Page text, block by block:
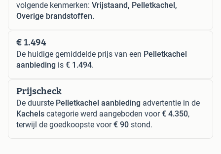
volgende kenmerken: Vrijstaand, Pelletkachel,
Overige brandstoffen.
€ 1.494
De huidige gemiddelde prijs van een Pelletkachel
aanbieding is € 1.494.
Prijscheck
De duurste Pelletkachel aanbieding advertentie in de
Kachels categorie werd aangeboden voor€ 4.350,
terwijl de goedkoopste voor€ 90 stond.